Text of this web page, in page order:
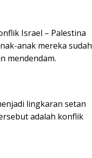
Israel – Palestina
anak mereka sudah
mendendam.
lingkaran setan
adalah konflik